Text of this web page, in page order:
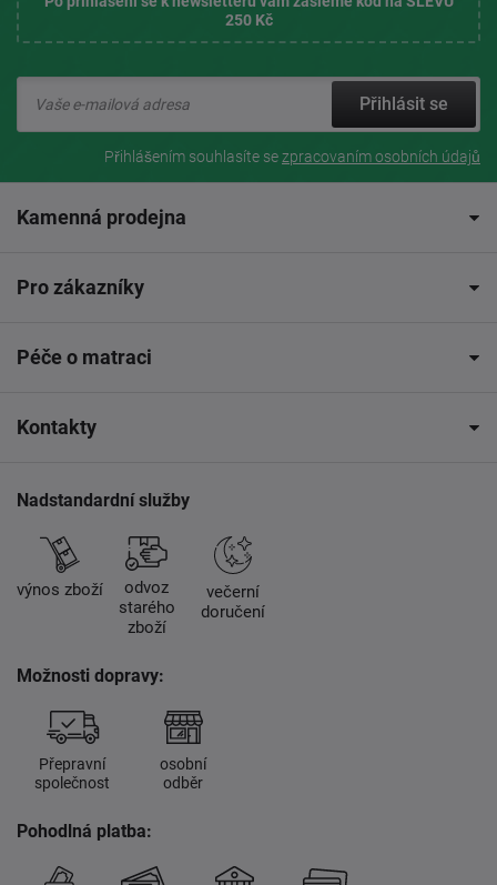
250 Kč
Přihlásit se
Přihlášením souhlasíte sezpracovaním osobních údajů
Kamenná prodejna
Pro zákazníky
Péče o matraci
Kontakty
Nadstandardní služby
výnos zboží
odvoz
starého
zboží
večerní
doručení
Možnosti dopravy:
Přepravní
společnost
osobní
odběr
Pohodlná platba: